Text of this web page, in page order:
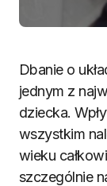
Dbanie o
jednym z
dziecka.
wszystkim
wieku
szczególnie